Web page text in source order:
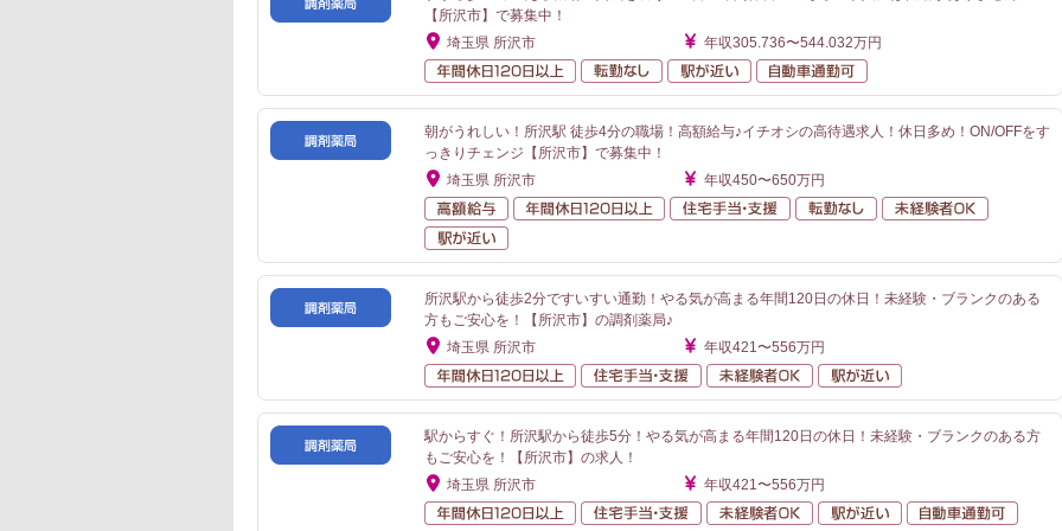
【所沢市】で募集中！
埼玉県 所沢市
年収305.736〜544.032万円
年間休日120日以上
転勤なし 駅が近い
朝がうれしい！所沢駅 徒歩4分の職場！高額給与♪イチオシの高待遇求人！休日多め！ON/OFFをす
っきりチェンジ【所沢市】で募集中！
埼玉県 所沢市
年収450〜650万円
高額給与
年間休日120日以上 住宅手当・支援 転勤なし
所沢駅から徒歩2分ですいすい通勤！やる気が高まる年間120日の休日！未経験・ブランクのある
方もご安心を！【所沢市】の調剤薬局♪
埼玉県 所沢市
年収421〜556万円
年間休日120日以上
住宅手当・支援 未経験者OK
駅からすぐ！所沢駅から徒歩5分！やる気が高まる年間120日の休日！未経験・ブランクのある方
もご安心を！【所沢市】の求人！
埼玉県 所沢市
年収421〜556万円
年間休日120日以上
住宅手当・支援 未経験者OK 駅が近い